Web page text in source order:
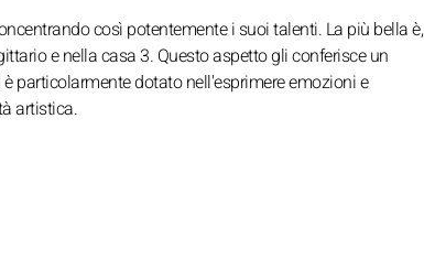
così potentemente i suoi talenti. La più bella è,
e nella casa 3. Questo aspetto gli conferisce un
particolarmente dotato nell'esprimere emozioni e
artistica.